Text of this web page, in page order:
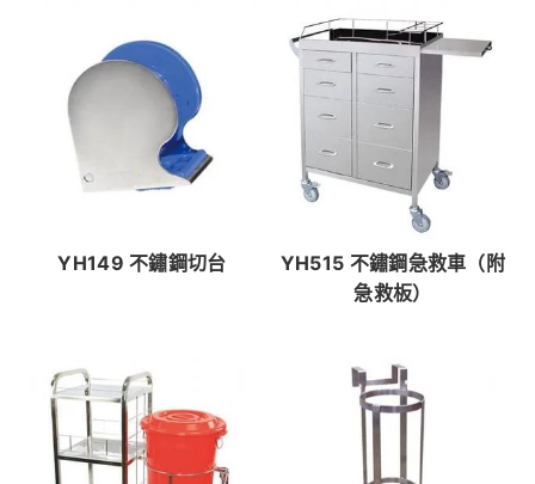
YH149 不鏽鋼切台
YH515 不鏽鋼急救車（附
急救板）